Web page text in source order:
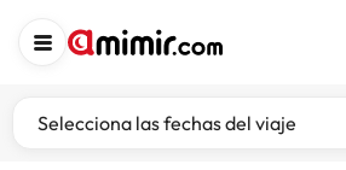
Selecciona las fechas del viaje